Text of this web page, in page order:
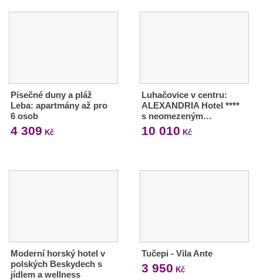
Písečné duny a pláž
Leba: apartmány až pro
6 osob
4 309 Kč
Luhačovice v centru:
ALEXANDRIA Hotel ****
s neomezeným…
10 010 Kč
Moderní horský hotel v
polských Beskydech s
jídlem a wellness
Tučepi - Vila Ante
3 950 Kč